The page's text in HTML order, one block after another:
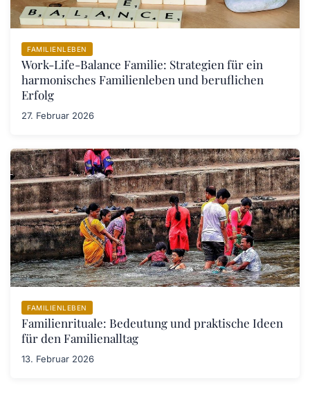
FAMILIENLEBEN
Work-Life-Balance Familie: Strategien für ein
harmonisches Familienleben und beruflichen
Erfolg
27. Februar 2026
FAMILIENLEBEN
Familienrituale: Bedeutung und praktische Ideen
für den Familienalltag
13. Februar 2026